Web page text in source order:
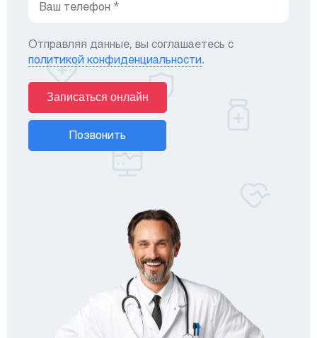
Отправляя данные, вы соглашаетесь с
политикой конфиденциальности.
Записаться онлайн
Позвонить